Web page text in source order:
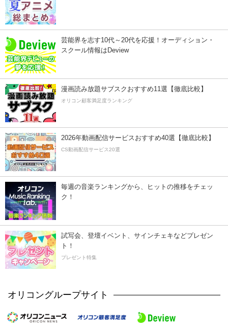
芸能界を志す10代～20代を応援！オーディション・
スクール情報はDeview
漫画読み放題サブスクおすすめ11選【徹底比較】
オリコン顧客満足度ランキング
2026年動画配信サービスおすすめ40選【徹底比較】
CS動画配信サービス20選
毎週の音楽ランキングから、ヒットの推移をチェッ
ク！
試写会、登壇イベント、サインチェキなどプレゼン
ト！
プレゼント特集
オリコングループサイト